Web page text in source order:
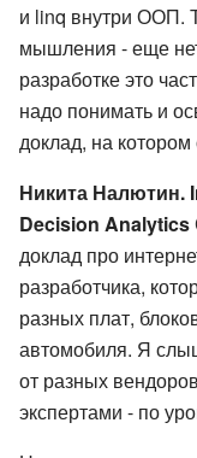
и linq внутри ООП.
мышления - еще
разработке это
надо понимать и
доклад, на
Никита Налютин.
Decision Analytics
доклад про
разработчика,
разных плат,
автомобиля. Я
от разных
экспертами - по